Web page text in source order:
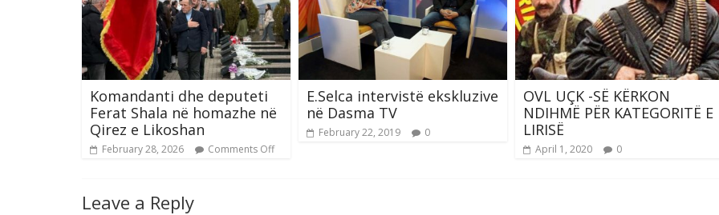
Komandanti dhe deputeti
Ferat Shala në homazhe në
Qirez e Likoshan
February 28, 2026 Comments Off
E.Selca intervistë ekskluzive
në Dasma TV
February 22, 2019 0
OVL UÇK -SË KËRKON
NDIHMË PËR KATEGORITË E
LIRISË
April 1, 2020 0
Leave a Reply